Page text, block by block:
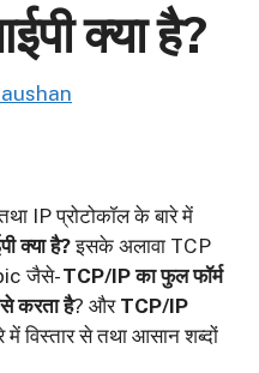
क्या है?
IP प्रोटोकॉल के बारे में
क्या है?इसके अलावा TCP
जैसे-TCP/IP का फुल फॉर्म
करता है? और TCP/IP
में विस्तार से तथा आसान शब्दों